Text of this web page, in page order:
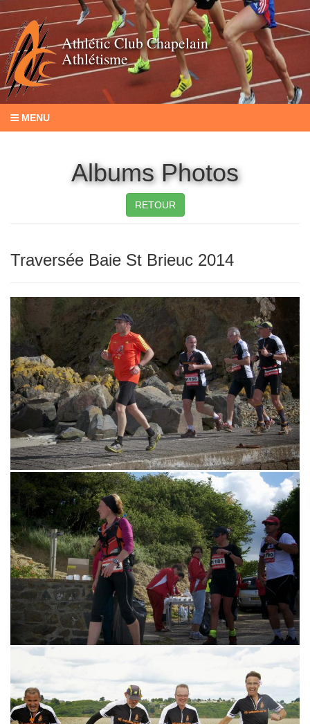
Athlétic Club Chapelain
Athlétisme
MENU
Albums Photos
RETOUR
Traversée Baie St Brieuc 2014